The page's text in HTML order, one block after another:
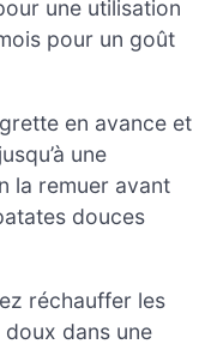
une utilisation
pour un goût
en avance et
une
la remuer avant
douces
réchauffer les
dans une